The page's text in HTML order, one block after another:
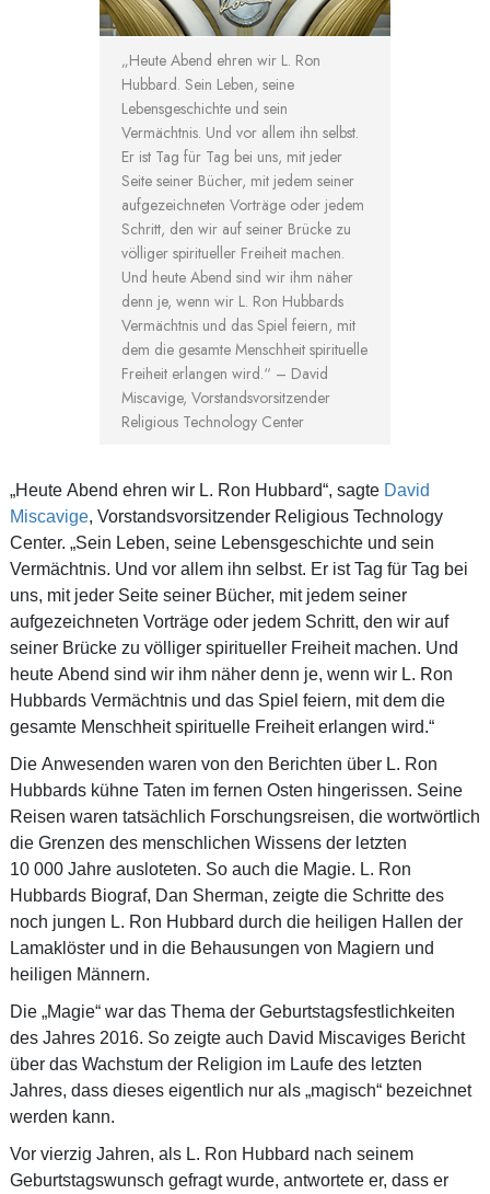
„Heute Abend ehren wir L. Ron
Hubbard. Sein Leben, seine
Lebensgeschichte und sein
Vermächtnis. Und vor allem ihn selbst.
Er ist Tag für Tag bei uns, mit jeder
Seite seiner Bücher, mit jedem seiner
aufgezeichneten Vorträge oder jedem
Schritt, den wir auf seiner Brücke zu
völliger spiritueller Freiheit machen.
Und heute Abend sind wir ihm näher
denn je, wenn wir L. Ron Hubbards
Vermächtnis und das Spiel feiern, mit
dem die gesamte Menschheit spirituelle
Freiheit erlangen wird.“ – David
Miscavige, Vorstandsvorsitzender
Religious Technology Center
„Heute Abend ehren wir L. Ron Hubbard“, sagte David
Miscavige, Vorstandsvorsitzender Religious Technology
Center. „Sein Leben, seine Lebensgeschichte und sein
Vermächtnis. Und vor allem ihn selbst. Er ist Tag für Tag bei
uns, mit jeder Seite seiner Bücher, mit jedem seiner
aufgezeichneten Vorträge oder jedem Schritt, den wir auf
seiner Brücke zu völliger spiritueller Freiheit machen. Und
heute Abend sind wir ihm näher denn je, wenn wir L. Ron
Hubbards Vermächtnis und das Spiel feiern, mit dem die
gesamte Menschheit spirituelle Freiheit erlangen wird.“
Die Anwesenden waren von den Berichten über L. Ron
Hubbards kühne Taten im fernen Osten hingerissen. Seine
Reisen waren tatsächlich Forschungsreisen, die wortwörtlich
die Grenzen des menschlichen Wissens der letzten
10 000 Jahre ausloteten. So auch die Magie. L. Ron
Hubbards Biograf, Dan Sherman, zeigte die Schritte des
noch jungen L. Ron Hubbard durch die heiligen Hallen der
Lamaklöster und in die Behausungen von Magiern und
heiligen Männern.
Die „Magie“ war das Thema der Geburtstagsfestlichkeiten
des Jahres 2016. So zeigte auch David Miscaviges Bericht
über das Wachstum der Religion im Laufe des letzten
Jahres, dass dieses eigentlich nur als „magisch“ bezeichnet
werden kann.
Vor vierzig Jahren, als L. Ron Hubbard nach seinem
Geburtstagswunsch gefragt wurde, antwortete er, dass er